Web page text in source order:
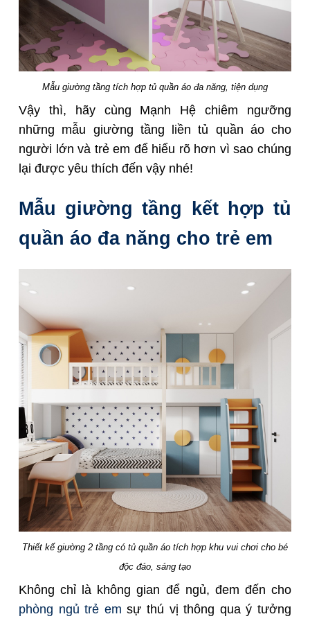
Mẫu giường tầng tích hợp tủ quần áo đa năng, tiện dụng
Vậy thì, hãy cùng Mạnh Hệ chiêm ngưỡng
những mẫu giường tầng liền tủ quần áo cho
người lớn và trẻ em để hiểu rõ hơn vì sao chúng
lại được yêu thích đến vậy nhé!
Mẫu giường tầng kết hợp tủ
quần áo đa năng cho trẻ em
Thiết kế giường 2 tầng có tủ quần áo tích hợp khu vui chơi cho bé
độc đáo, sáng tạo
Không chỉ là không gian để ngủ, đem đến cho
phòng ngủ trẻ em sự thú vị thông qua ý tưởng